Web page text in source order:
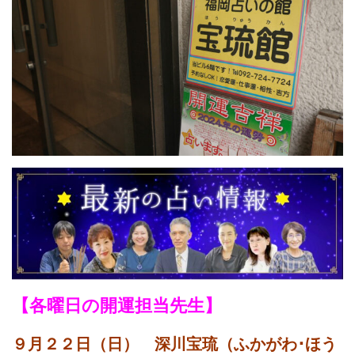
【各曜日の開運担当先生】
９ 月２２ 日（日） 深川宝琉（ふかがわ･ほう